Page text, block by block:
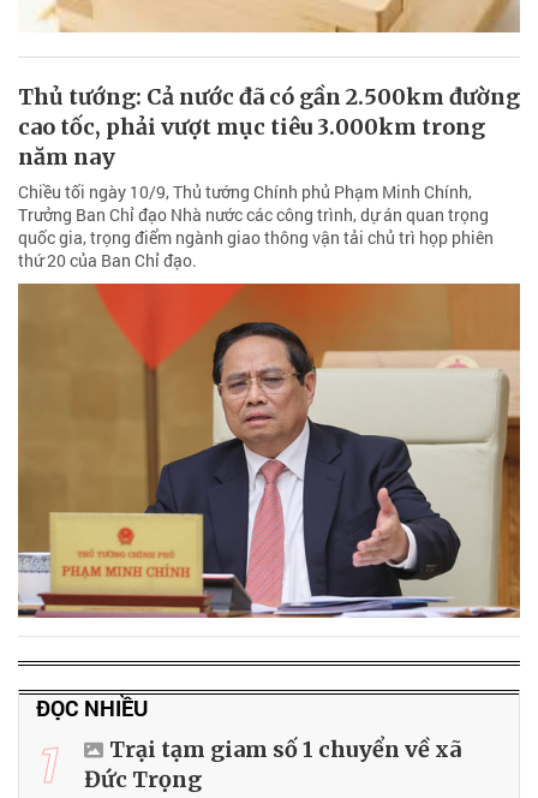
Thủ tướng: Cả nước đã có gần 2.500km đường
cao tốc, phải vượt mục tiêu 3.000km trong
năm nay
Chiều tối ngày 10/9, Thủ tướng Chính phủ Phạm Minh Chính,
Trưởng Ban Chỉ đạo Nhà nước các công trình, dự án quan trọng
quốc gia, trọng điểm ngành giao thông vận tải chủ trì họp phiên
thứ 20 của Ban Chỉ đạo.
ĐỌC NHIỀU
1
Trại tạm giam số 1 chuyển về xã
Đức Trọng